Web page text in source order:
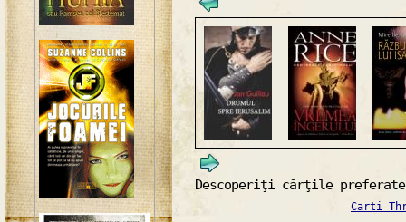
Descoperiţi cărţile
Carti